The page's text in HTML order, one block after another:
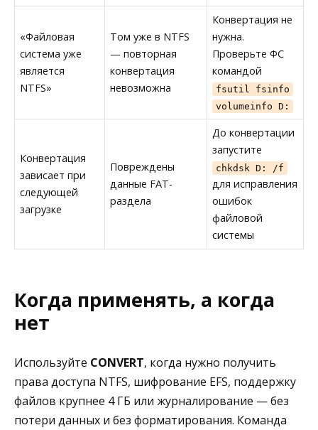
«Файловая
система уже
является
NTFS»
Том уже в NTFS
— повторная
конвертация
невозможна
Конвертация не
нужна.
Проверьте ФС
командой
fsutil fsinfo
volumeinfo D:
Конвертация
зависает при
следующей
загрузке
Повреждены
данные FAT-
раздела
До конвертации
запустите
chkdsk D: /f
для исправления
ошибок
файловой
системы
Когда применять, а когда
нет
Используйте CONVERT, когда нужно получить
права доступа NTFS, шифрование EFS, поддержку
файлов крупнее 4 ГБ или журналирование — без
потери данных и без форматирования. Команда